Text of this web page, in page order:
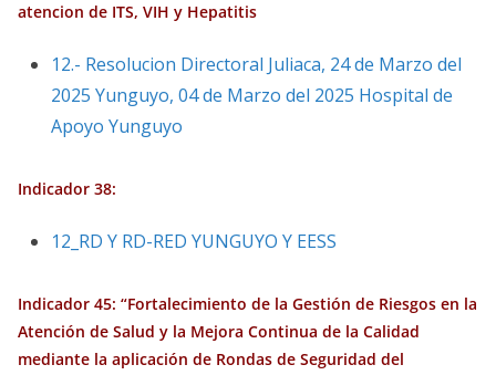
atencion de ITS, VIH y Hepatitis
12.- Resolucion Directoral Juliaca, 24 de Marzo del
2025 Yunguyo, 04 de Marzo del 2025 Hospital de
Apoyo Yunguyo
Indicador 38:
12_RD Y RD-RED YUNGUYO Y EESS
Indicador 45: “Fortalecimiento de la Gestión de Riesgos en la
Atención de Salud y la Mejora Continua de la Calidad
mediante la aplicación de Rondas de Seguridad del